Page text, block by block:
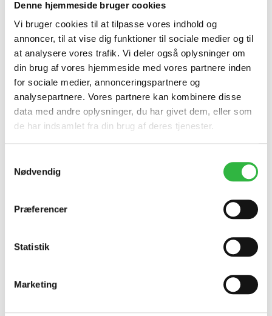
Denne hjemmeside bruger cookies
Vi bruger cookies til at tilpasse vores indhold og
annoncer, til at vise dig funktioner til sociale medier og til
at analysere vores trafik. Vi deler også oplysninger om
din brug af vores hjemmeside med vores partnere inden
for sociale medier, annonceringspartnere og
analysepartnere. Vores partnere kan kombinere disse
data med andre oplysninger, du har givet dem, eller som
de har indsamlet fra din brug af deres tjenester.
Nødvendig
Præferencer
Statistik
Marketing
vareprøverne fås kun på
forespørgsel.
Mål:
ø420×820 mm / 55 l